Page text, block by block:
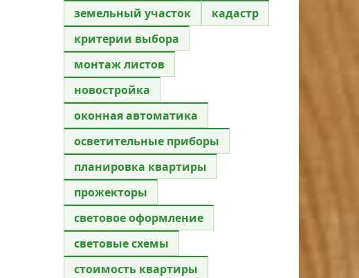
земельный участок
кадастр
критерии выбора
монтаж листов
новостройка
оконная автоматика
осветительные приборы
планировка квартиры
прожекторы
световое оформление
световые схемы
стоимость квартиры